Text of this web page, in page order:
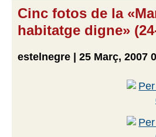
Cinc fotos de la
habitatge digne»
estelnegre | 25 Març, 2007